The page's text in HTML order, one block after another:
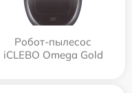
Робот-пылесос
iCLEBO Omega Gold